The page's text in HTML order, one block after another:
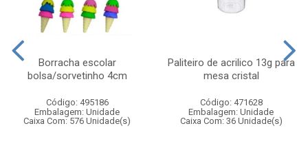
Borracha escolar
bolsa/sorvetinho 4cm
Código: 495186
Embalagem: Unidade
Caixa Com: 576 Unidade(s)
Paliteiro de acrilico 13g para
mesa cristal
Código: 471628
Embalagem: Unidade
Caixa Com: 36 Unidade(s)